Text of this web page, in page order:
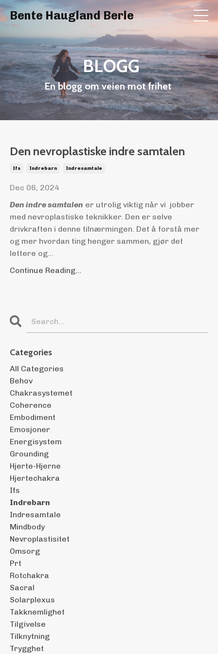
Bente Haugland Berle
BLOGG
En blogg om veien mot frihet
Den nevroplastiske indre samtalen
Ifs Indrebarn Indresamtale
Dec 06, 2024
Den indre samtalen er utrolig viktig når vi jobber
med nevroplastiske teknikker. Den er selve
drivkraften i denne tilnærmingen. Det å forstå mer
og mer hvordan ting henger sammen, gjør det
lettere og...
Continue Reading...
Categories
All Categories
Behov
Chakrasystemet
Coherence
Embodiment
Emosjoner
Energisystem
Grounding
Hjerte-Hjerne
Hjertechakra
Ifs
Indrebarn
Indresamtale
Mindbody
Nevroplastisitet
Omsorg
Prt
Rotchakra
Sacral
Solarplexus
Takknemlighet
Tilgivelse
Tilknytning
Trygghet